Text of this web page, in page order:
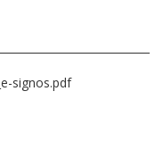
signos.pdf